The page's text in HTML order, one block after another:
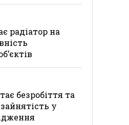
радіатор на
безробіття та
у